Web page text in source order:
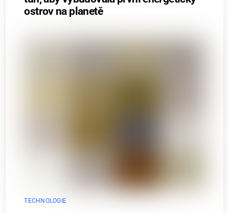
ostrov na planetě
TECHNOLOGIE